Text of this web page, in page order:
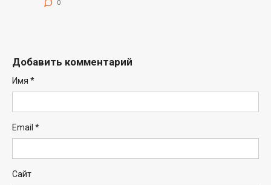
0
Добавить комментарий
Имя *
Email *
Сайт